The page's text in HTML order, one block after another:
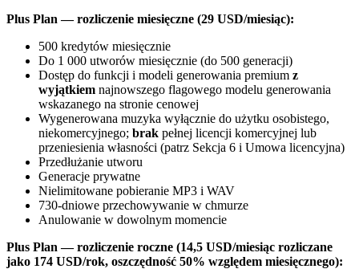
Plus Plan — rozliczenie miesięczne (29 USD/miesiąc):
500 kredytów miesięcznie
Do 1 000 utworów miesięcznie (do 500 generacji)
Dostęp do funkcji i modeli generowania premium z
wyjątkiem najnowszego flagowego modelu generowania
wskazanego na stronie cenowej
Wygenerowana muzyka wyłącznie do użytku osobistego,
niekomercyjnego; brak pełnej licencji komercyjnej lub
przeniesienia własności (patrz Sekcja 6 i Umowa licencyjna)
Przedłużanie utworu
Generacje prywatne
Nielimitowane pobieranie MP3 i WAV
730-dniowe przechowywanie w chmurze
Anulowanie w dowolnym momencie
Plus Plan — rozliczenie roczne (14,5 USD/miesiąc rozliczane
jako 174 USD/rok, oszczędność 50% względem miesięcznego):